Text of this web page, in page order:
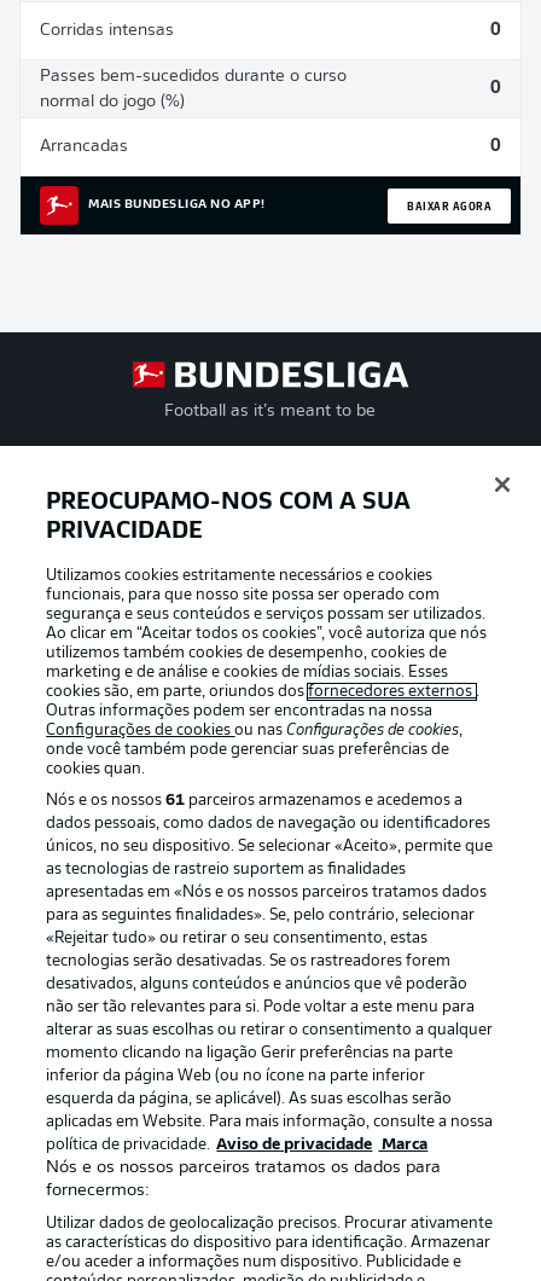
Corridas intensas 0
Passes bem-sucedidos durante o curso
normal do jogo (%)
0
Arrancadas 0
MAIS BUNDESLIGA NO APP! BAIXAR AGORA
Football as it’s meant to be
APLICATIVO DA BUNDESLIGA
Oferecido por
Publicidade Avisos legais
Gerir preferências Aviso de privacidade
Trabalhe conosco
Marca Contato
Jogadores
PREOCUPAMO-NOS COM A SUA
PRIVACIDADE
Utilizamos cookies estritamente necessários e cookies
funcionais, para que nosso site possa ser operado com
segurança e seus conteúdos e serviços possam ser utilizados.
Ao clicar em “Aceitar todos os cookies”, você autoriza que nós
utilizemos também cookies de desempenho, cookies de
marketing e de análise e cookies de mídias sociais. Esses
cookies são, em parte, oriundos dosfornecedores externos .
Outras informações podem ser encontradas na nossa
Configurações de cookiesou nasConfigurações de cookies,
onde você também pode gerenciar suas preferências de
cookies quan.
Nós e os nossos61 parceiros armazenamos e acedemos a
dados pessoais, como dados de navegação ou identificadores
únicos, no seu dispositivo. Se selecionar «Aceito», permite que
as tecnologias de rastreio suportem as finalidades
apresentadas em «Nós e os nossos parceiros tratamos dados
para as seguintes finalidades». Se, pelo contrário, selecionar
«Rejeitar tudo» ou retirar o seu consentimento, estas
tecnologias serão desativadas. Se os rastreadores forem
desativados, alguns conteúdos e anúncios que vê poderão
não ser tão relevantes para si. Pode voltar a este menu para
alterar as suas escolhas ou retirar o consentimento a qualquer
momento clicando na ligação Gerir preferências na parte
inferior da página Web (ou no ícone na parte inferior
esquerda da página, se aplicável). As suas escolhas serão
aplicadas em Website. Para mais informação, consulte a nossa
política de privacidade. Aviso de privacidade Marca
Nós e os nossos parceiros tratamos os dados para
fornecermos:
Utilizar dados de geolocalização precisos. Procurar ativamente
as características do dispositivo para identificação. Armazenar
e/ou aceder a informações num dispositivo. Publicidade e